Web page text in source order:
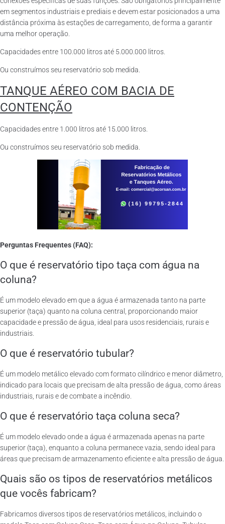
em segmentos industriais e prediais e devem estar posicionados a uma
distância próxima às estações de carregamento, de forma a garantir
uma melhor operação.
Capacidades entre 100.000 litros até 5.000.000 litros.
Ou construímos seu reservatório sob medida.
TANQUE AÉREO COM BACIA DE
CONTENÇÃO
Capacidades entre 1.000 litros até 15.000 litros.
Ou construímos seu reservatório sob medida.
Perguntas Frequentes (FAQ):
O que é reservatório tipo taça com água na
coluna?
É um modelo elevado em que a água é armazenada tanto na parte
superior (taça) quanto na coluna central, proporcionando maior
capacidade e pressão de água, ideal para usos residenciais, rurais e
industriais.
O que é reservatório tubular?
É um modelo metálico elevado com formato cilíndrico e menor diâmetro,
indicado para locais que precisam de alta pressão de água, como áreas
industriais, rurais e de combate a incêndio.
O que é reservatório taça coluna seca?
É um modelo elevado onde a água é armazenada apenas na parte
superior (taça), enquanto a coluna permanece vazia, sendo ideal para
áreas que precisam de armazenamento eficiente e alta pressão de água.
Quais são os tipos de reservatórios metálicos
que vocês fabricam?
Fabricamos diversos tipos de reservatórios metálicos, incluindo o